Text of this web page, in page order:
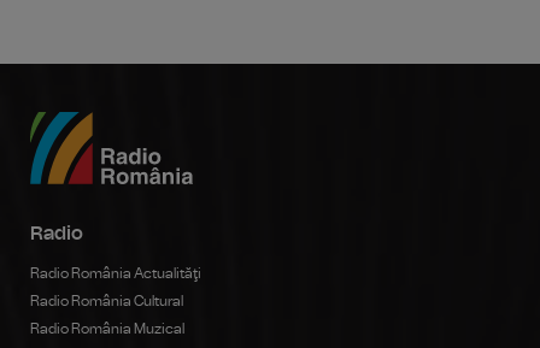
Radio
Radio România Actualităţi
Radio România Cultural
Radio România Muzical